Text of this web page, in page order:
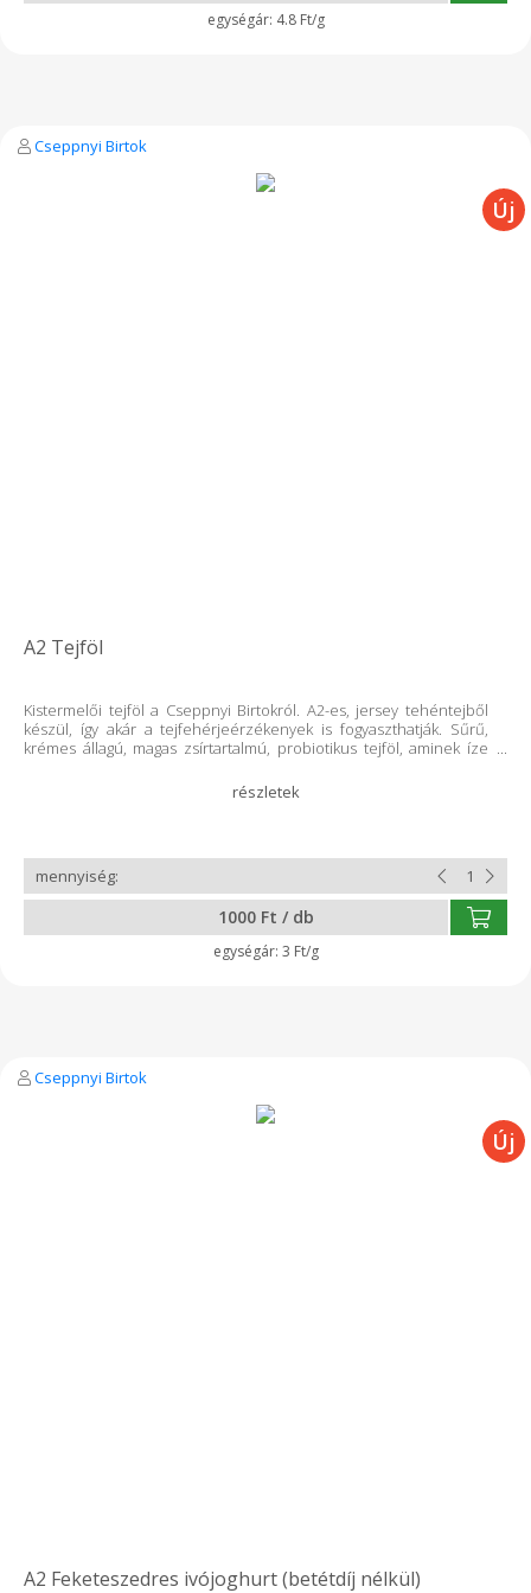
4.8 Ft/g
Cseppnyi Birtok
A2 Tejföl
Kistermelői tejföl a Cseppnyi Birtokról. A2-es, jersey tehéntejből
készül, így akár a tejfehérjeérzékenyek is fogyaszthatják. Sűrű,
krémes állagú, magas zsírtartalmú, probiotikus tejföl, aminek íze
tartósítószer- és adalékanyagmentes! Összetevők: hőkezelt,
szeparált tehéntej, probiotikus baktériumkultúra és gomba
pedig arany minősítést ért el a III. Nógrád és Heves vármegyei
sajtversenyen. A környezettudatosság jegyében az üvegeket
várjuk vissza!
1000 Ft / db
3 Ft/g
Cseppnyi Birtok
A2 Feketeszedres ivójoghurt (betétdíj nélkül)